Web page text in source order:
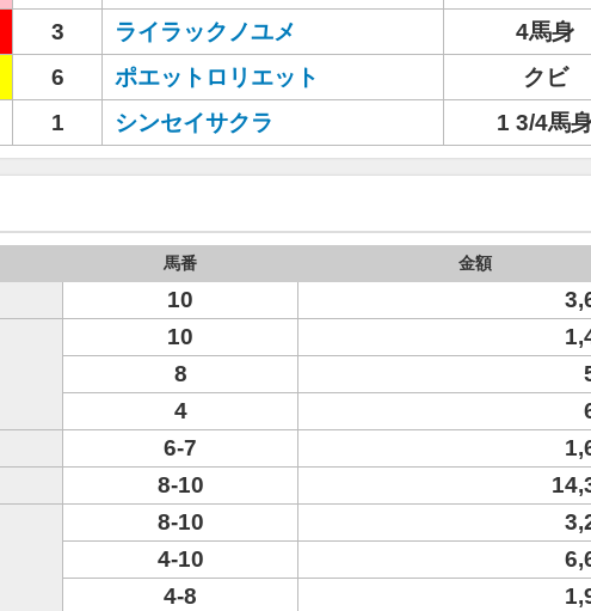
3 ライラックノユメ
4馬身
6 ポエットロリエット
クビ
1 シンセイサクラ 1 3/4馬
馬番 金額
10
10
8
4
6-7
8-10
8-10
4-10
4-8